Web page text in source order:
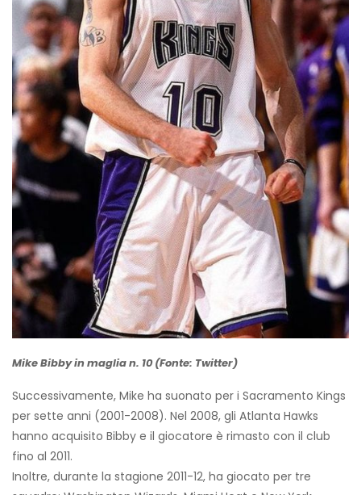
Mike Bibby in maglia n. 10 (Fonte: Twitter)
Successivamente, Mike ha suonato per i Sacramento Kings
per sette anni (2001-2008). Nel 2008, gli Atlanta Hawks
hanno acquisito Bibby e il giocatore è rimasto con il club
fino al 2011.
Inoltre, durante la stagione 2011-12, ha giocato per tre